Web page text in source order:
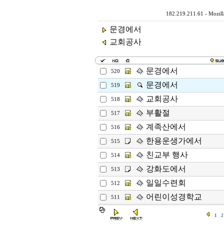
182.219.211.61 -
문경에서
교회공사
520 문경에서
519 문경에서
518 교회공사
517 부활절
516 계족산에서
515 한용운생가에서
514 친교부 행사
513 강화도에서
512 일일수련회
511 어린이성경학교
1 2